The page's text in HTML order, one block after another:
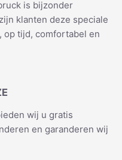
is bijzonder
klanten deze speciale
op tijd, comfortabel en
wij u gratis
en garanderen wij